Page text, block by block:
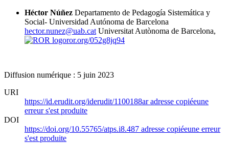
Héctor Núñez Departamento de Pedagogía Sistemática y
Social- Universidad Autónoma de Barcelona
hector.nunez@uab.cat Universitat Autònoma de Barcelona,
ror.org/052g8jq94
Diffusion numérique : 5 juin 2023
URI
https://id.erudit.org/iderudit/1100188aradresse copiéeune
erreur s'est produite
DOI
https://doi.org/10.55765/atps.i8.487 adresse copiéeune erreur
s'est produite